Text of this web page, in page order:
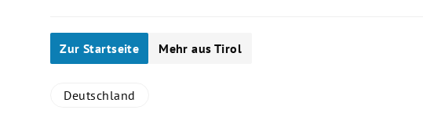
Zur Startseite Mehr aus Tirol
Deutschland